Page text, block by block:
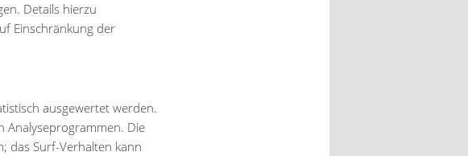
Details hierzu
Einschränkung der
ausgewertet werden.
Analyseprogrammen. Die
das Surf-Verhalten kann